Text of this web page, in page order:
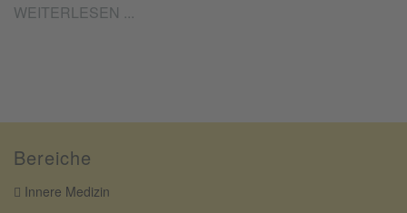
WEITERLESEN ...
Bereiche
Innere Medizin